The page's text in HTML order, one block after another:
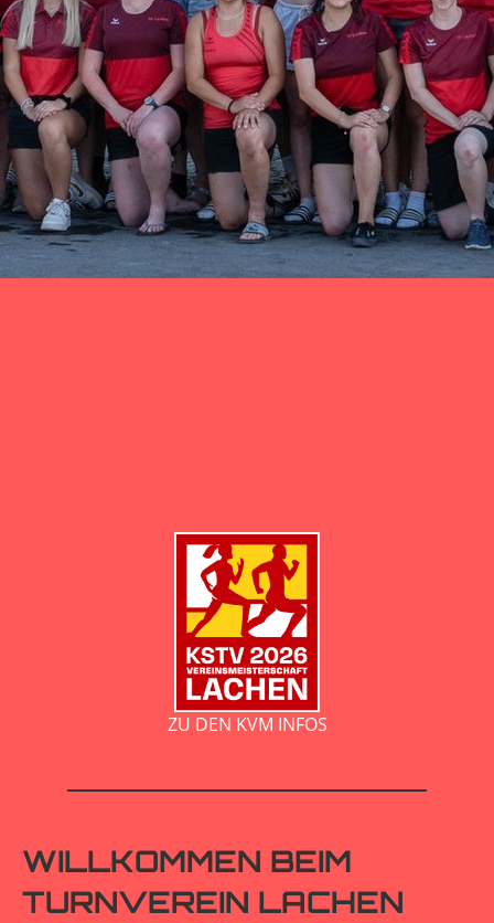
ZU DEN KVM INFOS
WILLKOMMEN BEIM
TURNVEREIN LACHEN